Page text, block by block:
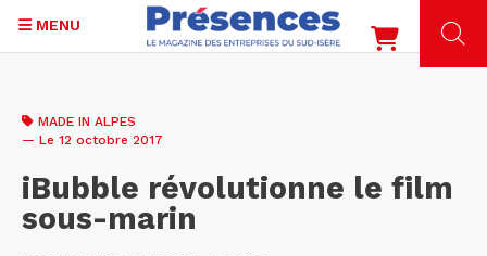
contenu
MENU
MADE IN ALPES
— Le 12 octobre 2017
iBubble révolutionne le film
sous-marin